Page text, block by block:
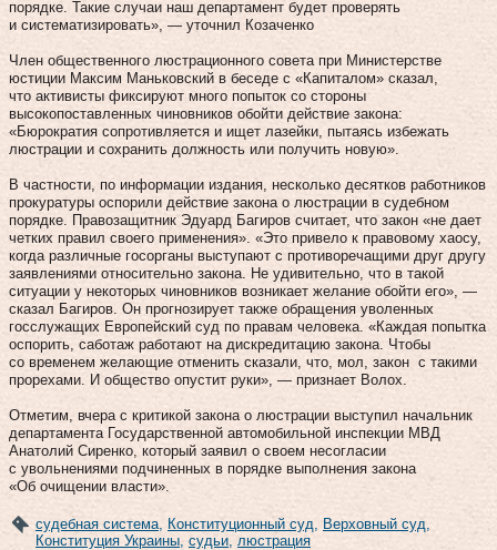
порядке. Такие случаи наш департамент будет проверять
и систематизировать», — уточнил Козаченко
Член общественного люстрационного совета при Министерстве
юстиции Максим Маньковский в беседе с «Капиталом» сказал,
что активисты фиксируют много попыток со стороны
высокопоставленных чиновников обойти действие закона:
«Бюрократия сопротивляется и ищет лазейки, пытаясь избежать
люстрации и сохранить должность или получить новую».
В частности, по информации издания, несколько десятков работников
прокуратуры оспорили действие закона о люстрации в судебном
порядке. Правозащитник Эдуард Багиров считает, что закон «не дает
четких правил своего применения». «Это привело к правовому хаосу,
когда различные госорганы выступают с противоречащими друг другу
заявлениями относительно закона. Не удивительно, что в такой
ситуации у некоторых чиновников возникает желание обойти его», —
сказал Багиров. Он прогнозирует также обращения уволенных
госслужащих Европейский суд по правам человека. «Каждая попытка
оспорить, саботаж работают на дискредитацию закона. Чтобы
со временем желающие отменить сказали, что, мол, закон с такими
прорехами. И общество опустит руки», — признает Волох.
Отметим, вчера с критикой закона о люстрации выступил начальник
департамента Государственной автомобильной инспекции МВД
Анатолий Сиренко, который заявил о своем несогласии
с увольнениями подчиненных в порядке выполнения закона
«Об очищении власти».
судебная система Конституционный суд Верховный суд
Конституция Украины судьи люстрация